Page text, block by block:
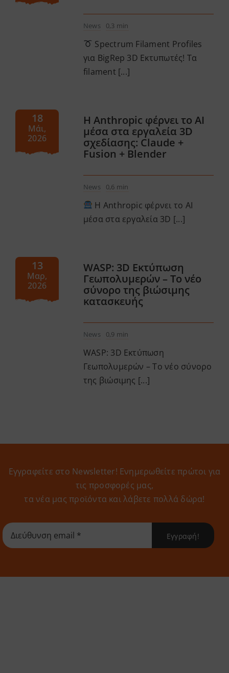
News 0,3 min
Spectrum Filament Profiles
για BigRep 3D Εκτυπωτές! Τα
filament [...]
18
Μάι,
2026
Η Anthropic φέρνει το AI
μέσα στα εργαλεία 3D
σχεδίασης: Claude +
Fusion + Blender
News 0,6 min
Η Anthropic φέρνει το AI
μέσα στα εργαλεία 3D [...]
13
Μαρ,
2026
WASP: 3D Εκτύπωση
Γεωπολυμερών – Το νέο
σύνορο της βιώσιμης
κατασκευής
News 0,9 min
WASP: 3D Εκτύπωση
Γεωπολυμερών – Το νέο σύνορο
της βιώσιμης [...]
Εγγραφείτε στο Newsletter! Eνημερωθείτε πρώτοι για
τις προσφορές μας,
τα νέα μας προϊόντα και λάβετε πολλά δώρα!
Εγγραφή!